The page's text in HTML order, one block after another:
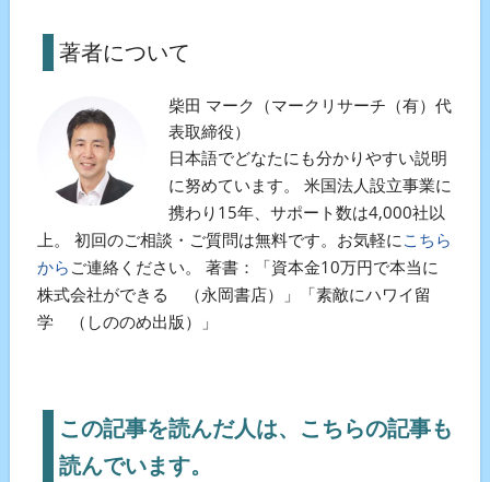
著者について
柴田 マーク（マークリサーチ（有）代
表取締役）
日本語でどなたにも分かりやすい説明
に努めています。 米国法人設立事業に
携わり15年、サポート数は4,000社以
上。 初回のご相談・ご質問は無料です。お気軽にこちら
から ご連絡ください。 著書：「資本金10万円で本当に
株式会社ができる （永岡書店）」「素敵にハワイ留
学 （しののめ出版）」
この記事を読んだ人は、こちらの記事も
読んでいます。